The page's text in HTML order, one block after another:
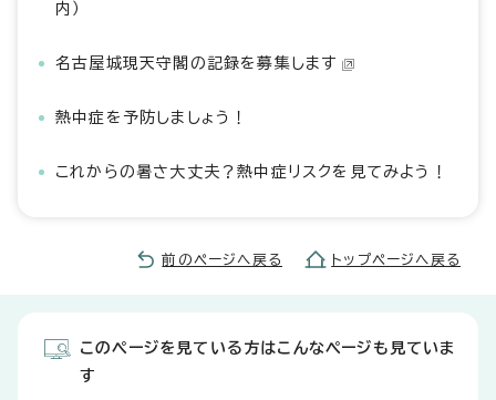
内）
名古屋城現天守閣の記録を募集します
熱中症を予防しましょう！
これからの暑さ大丈夫？熱中症リスクを見てみよう！
前のページへ戻る トップページへ戻る
このページを見ている方はこんなページも見ていま
す